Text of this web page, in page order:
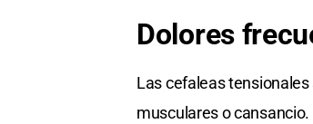
Dolores
Las cefaleas
musculares o